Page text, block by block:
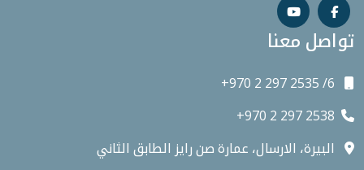
تواصل معنا
+970 2 297 2535 /6
+970 2 297 2538